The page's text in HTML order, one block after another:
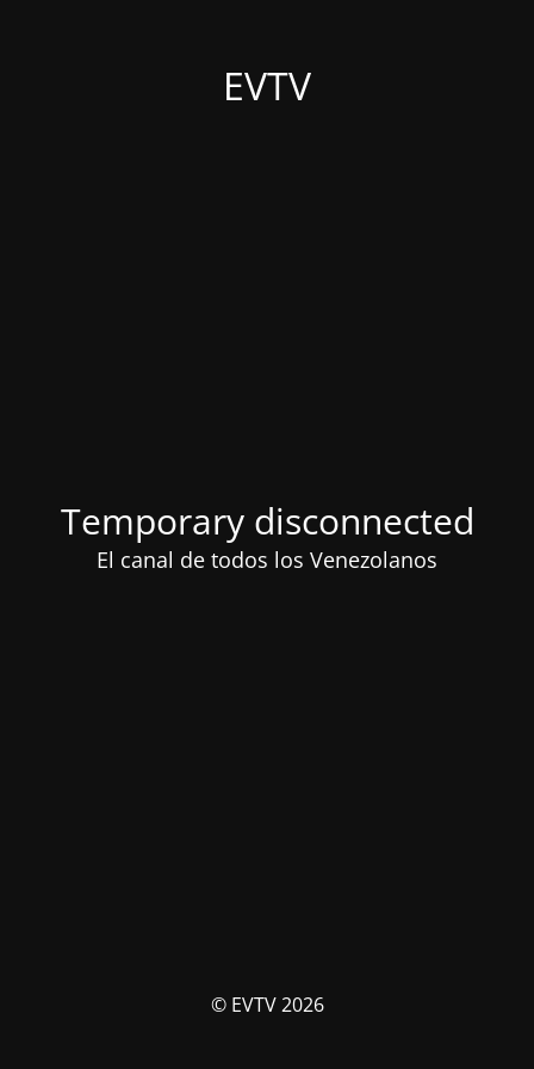
EVTV
Temporary disconnected
El canal de todos los Venezolanos
© EVTV 2026